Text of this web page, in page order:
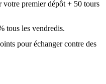
votre premier dépôt + 50 tours
tous les vendredis.
pour échanger contre des